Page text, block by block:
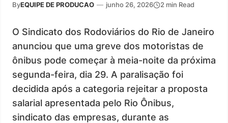
ByEQUIPE DE PRODUCAO — junho 26, 2026 2 min Read
O Sindicato dos Rodoviários do Rio de Janeiro
anunciou que uma greve dos motoristas de
ônibus pode começar à meia-noite da próxima
segunda-feira, dia 29. A paralisação foi
decidida após a categoria rejeitar a proposta
salarial apresentada pelo Rio Ônibus,
sindicato das empresas, durante as